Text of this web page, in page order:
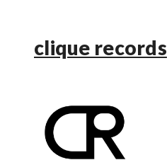
clique records